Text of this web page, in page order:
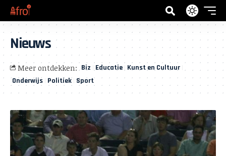
Nieuws
Meer ontdekken: Biz Educatie Kunst en Cultuur
Onderwijs Politiek Sport